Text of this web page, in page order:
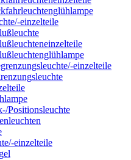
einzelteile
einzelteile
Positionsleuchte
einzelteile